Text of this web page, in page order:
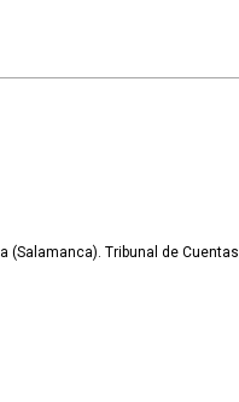
(Salamanca). Tribunal de Cuentas